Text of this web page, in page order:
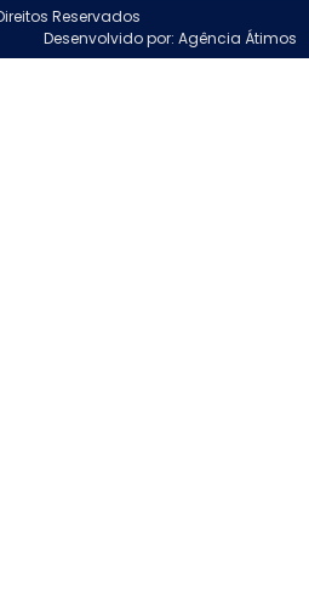
Reservados
Desenvolvido por: Agência Átimos